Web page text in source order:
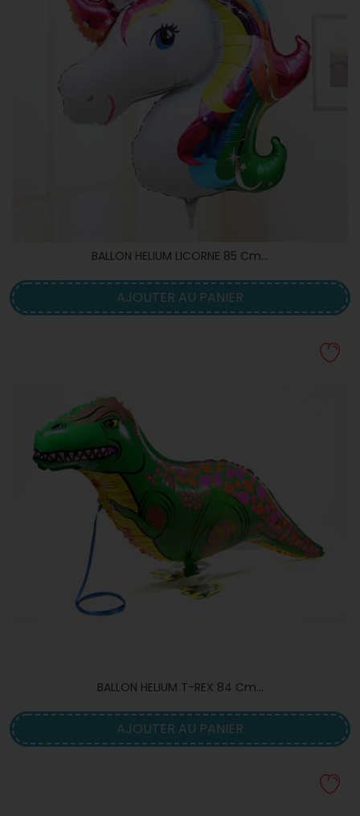
BALLON HELIUM LICORNE 85 Cm...
AJOUTER AU PANIER
BALLON HELIUM T-REX 84 Cm...
AJOUTER AU PANIER